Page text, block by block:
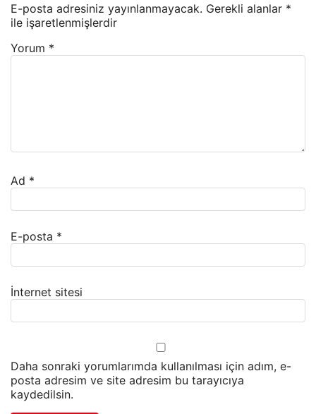
E-posta adresiniz yayınlanmayacak. Gerekli alanlar *
ile işaretlenmişlerdir
Yorum *
Ad *
E-posta *
İnternet sitesi
Daha sonraki yorumlarımda kullanılması için adım, e-
posta adresim ve site adresim bu tarayıcıya
kaydedilsin.